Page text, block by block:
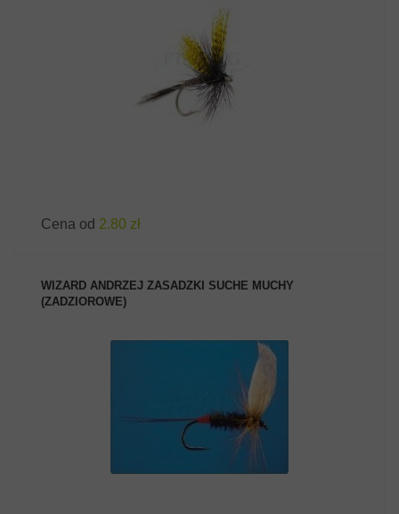
ZOBACZ PRODUKT
Cena od 2.80 zł
WIZARD ANDRZEJ ZASADZKI SUCHE MUCHY
(ZADZIOROWE)